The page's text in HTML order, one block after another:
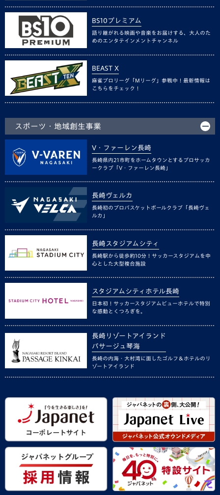
BS10プレミアム
語り継がれる映画や音楽をお届けする、大人のた
めのエンタテインメントチャンネル
BEAST X
麻雀プロリーグ「Mリーグ」参戦中！最新情報は
こちらをチェック！
スポーツ・地域創生事業
V・ファーレン長崎
長崎県内21市町をホームタウンとするプロサッカ
ークラブ「V・ファーレン長崎」
長崎ヴェルカ
長崎初のプロバスケットボールクラブ「長崎ヴェ
ルカ」
長崎スタジアムシティ
長崎駅から徒歩約10分！サッカースタジアムを中
心とした大型複合施設
スタジアムシティホテル長崎
日本初！サッカースタジアムビューホテルで特別
な感動とくつろぎを。
長崎リゾートアイランド
パサージュ琴海
長崎の内海・大村湾に面したゴルフ＆ホテルのリ
ゾートアイランド